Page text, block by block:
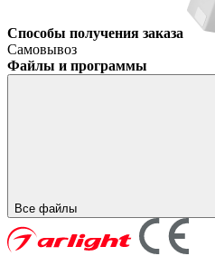
Способы получения заказа
Самовывоз
Файлы и программы
Все файлы